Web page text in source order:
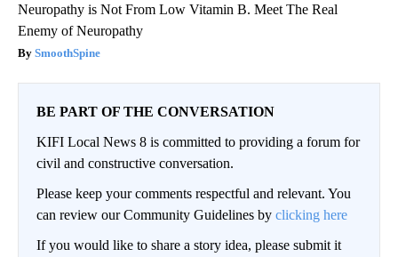
Neuropathy is Not From Low Vitamin B. Meet The Real
Enemy of Neuropathy
SmoothSpine
BE PART OF THE CONVERSATION
KIFI Local News 8 is committed to providing a forum for
civil and constructive conversation.
Please keep your comments respectful and relevant. You
can review our Community Guidelines by clicking here
If you would like to share a story idea, please submit it